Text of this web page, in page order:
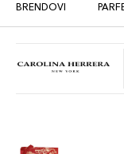
BRENDOVI